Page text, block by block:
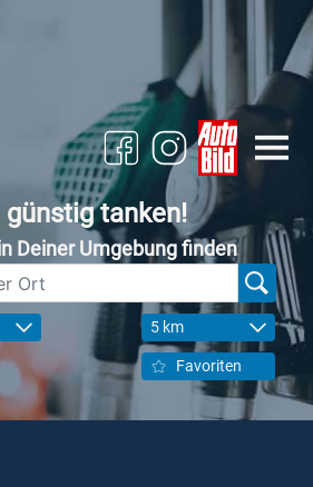
tanken!
Deiner Umgebung finden
5 km
Favoriten